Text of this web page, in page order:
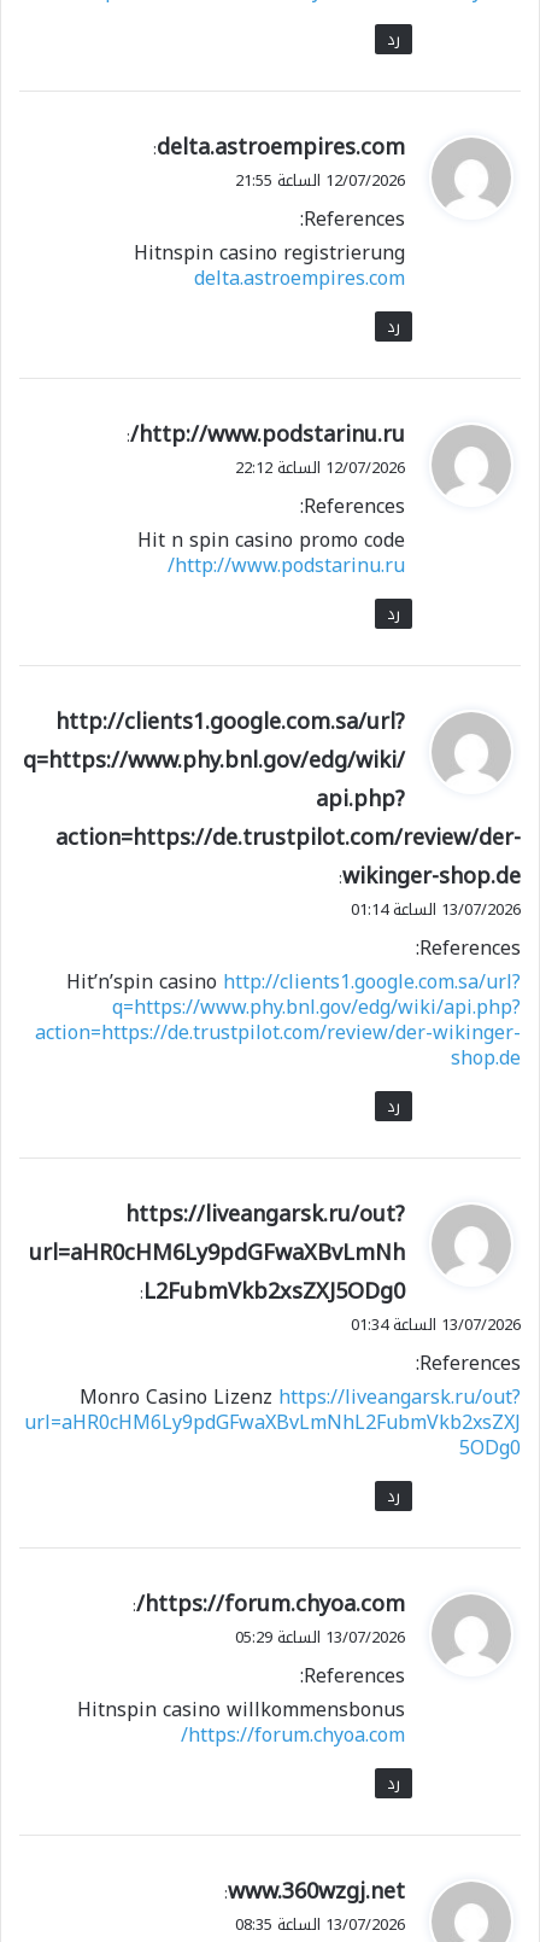
رد
ي
ق
ل
delta.astroempires.com
:
12/07/2026 الساعة 21:55
References:
Hitnspin casino registrierung
delta.astroempires.com
رد
ي
ق
ل
http://www.podstarinu.ru/
:
12/07/2026 الساعة 22:12
References:
Hit n spin casino promo code
http://www.podstarinu.ru/
رد
ي
ق
و
ل
http://clients1.google.com.sa/url?
q=https://www.phy.bnl.gov/edg/wiki/
api.php?
action=https://de.trustpilot.com/review/der-
wikinger-shop.de
:
13/07/2026 الساعة 01:14
References:
Hit’n’spin casino http://clients1.google.com.sa/url?
q=https://www.phy.bnl.gov/edg/wiki/api.php?
action=https://de.trustpilot.com/review/der-wikinger-
shop.de
رد
ي
ق
و
ل
https://liveangarsk.ru/out?
url=aHR0cHM6Ly9pdGFwaXBvLmNh
L2FubmVkb2xsZXJ5ODg0
:
13/07/2026 الساعة 01:34
References:
Monro Casino Lizenz https://liveangarsk.ru/out?
url=aHR0cHM6Ly9pdGFwaXBvLmNhL2FubmVkb2xsZXJ
5ODg0
رد
ي
ق
ل
https://forum.chyoa.com/
:
13/07/2026 الساعة 05:29
References:
Hitnspin casino willkommensbonus
https://forum.chyoa.com/
رد
ي
ق
www.360wzgj.net
:
13/07/2026 الساعة 08:35